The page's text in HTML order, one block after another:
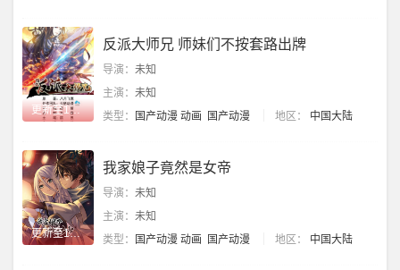
更新至135集
反派大师兄 师妹们不按套路出牌
导演： 未知
主演： 未知
类型：
国产动漫 动画 国产动漫 地区： 中国大陆
更新至102集
我家娘子竟然是女帝
导演： 未知
主演： 未知
类型：
国产动漫 动画 国产动漫 地区： 中国大陆